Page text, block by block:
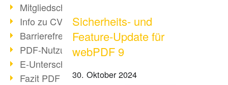
Mitgliedschaft PDF Association
Info zu CVE-2022-22965
Barrierefreiheit mehr als Inklusion
PDF-Nutzung durch Pandemie
E-Unterschriften für Verwaltung
Fazit PDF Days 2021
Sicherheits- und
Feature-Update für
webPDF 9
30. Oktober 2024